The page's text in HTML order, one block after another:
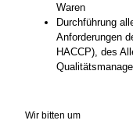
Waren
Durchführung
Anforderungen
HACCP), des
Wir bitten um